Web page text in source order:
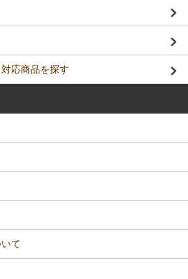
応商品を探す
て